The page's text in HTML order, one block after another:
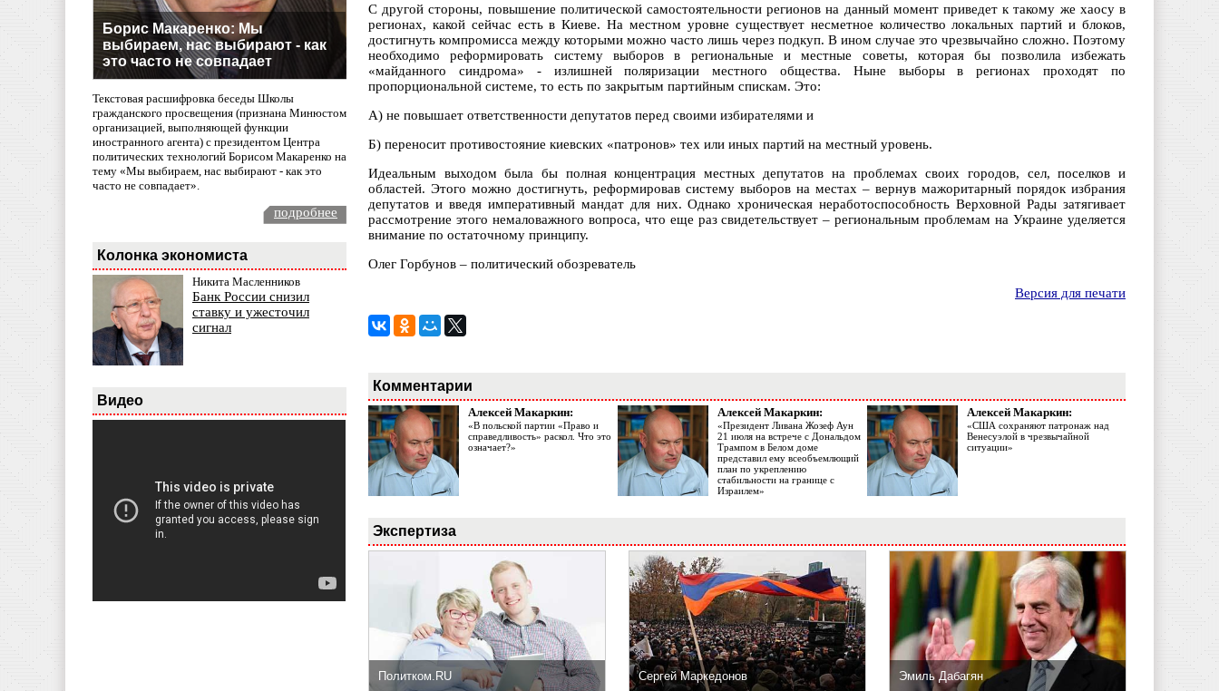
Борис Макаренко: Мы
выбираем, нас выбирают - как
это часто не совпадает
Текстовая расшифровка беседы Школы
гражданского просвещения (признана Минюстом
организацией, выполняющей функции
иностранного агента) с президентом Центра
политических технологий Борисом Макаренко на
тему «Мы выбираем, нас выбирают - как это
часто не совпадает».
подробнее
Колонка экономиста
Никита Масленников
Банк России снизил
ставку и ужесточил
сигнал
Видео
С другой стороны, повышение политической самостоятельности регионов на данный момент приведет к такому же хаосу в
регионах, какой сейчас есть в Киеве. На местном уровне существует несметное количество локальных партий и блоков,
достигнуть компромисса между которыми можно часто лишь через подкуп. В ином случае это чрезвычайно сложно. Поэтому
необходимо реформировать систему выборов в региональные и местные советы, которая бы позволила избежать
«майданного синдрома» - излишней поляризации местного общества. Ныне выборы в регионах проходят по
пропорциональной системе, то есть по закрытым партийным спискам. Это:
А) не повышает ответственности депутатов перед своими избирателями и
Б) переносит противостояние киевских «патронов» тех или иных партий на местный уровень.
Идеальным выходом была бы полная концентрация местных депутатов на проблемах своих городов, сел, поселков и
областей. Этого можно достигнуть, реформировав систему выборов на местах – вернув мажоритарный порядок избрания
депутатов и введя императивный мандат для них. Однако хроническая неработоспособность Верховной Рады затягивает
рассмотрение этого немаловажного вопроса, что еще раз свидетельствует – региональным проблемам на Украине уделяется
внимание по остаточному принципу.
Олег Горбунов – политический обозреватель
Версия для печати
Комментарии
Алексей Макаркин:
«В польской партии «Право и
справедливость» раскол. Что это
означает?»
Алексей Макаркин:
«Президент Ливана Жозеф Аун
21 июля на встрече с Дональдом
Трампом в Белом доме
представил ему всеобъемлющий
план по укреплению
стабильности на границе с
Израилем»
Алексей Макаркин:
«США сохраняют патронаж над
Венесуэлой в чрезвычайной
ситуации»
Экспертиза
Политком.RU
Сергей Маркедонов
Эмиль Дабагян